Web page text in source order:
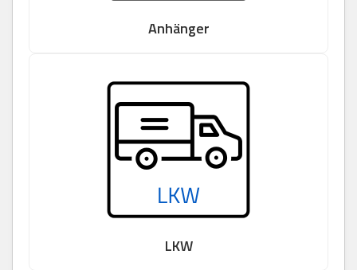
Anhänger
LKW